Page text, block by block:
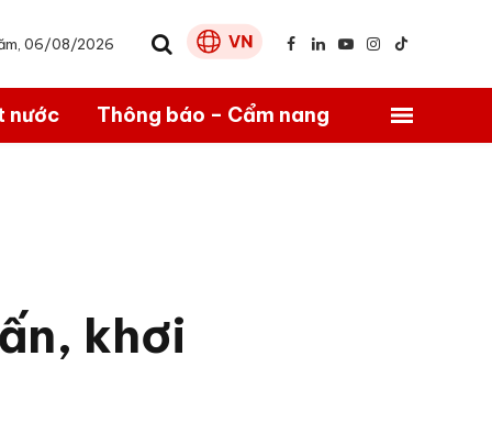
06/08/2026 Facebook
LinkedInYouTube
Instagram
TikTok
nước Thông báo – Cẩm nang
khơi